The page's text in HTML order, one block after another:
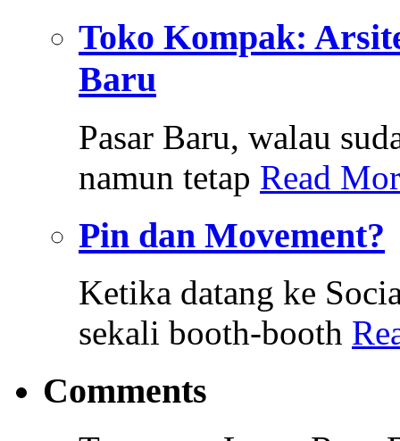
Toko Kompak:
Baru
Pasar Baru, walau
namun tetap Read
Pin dan Movement?
Ketika datang ke
sekali booth-booth
Comments